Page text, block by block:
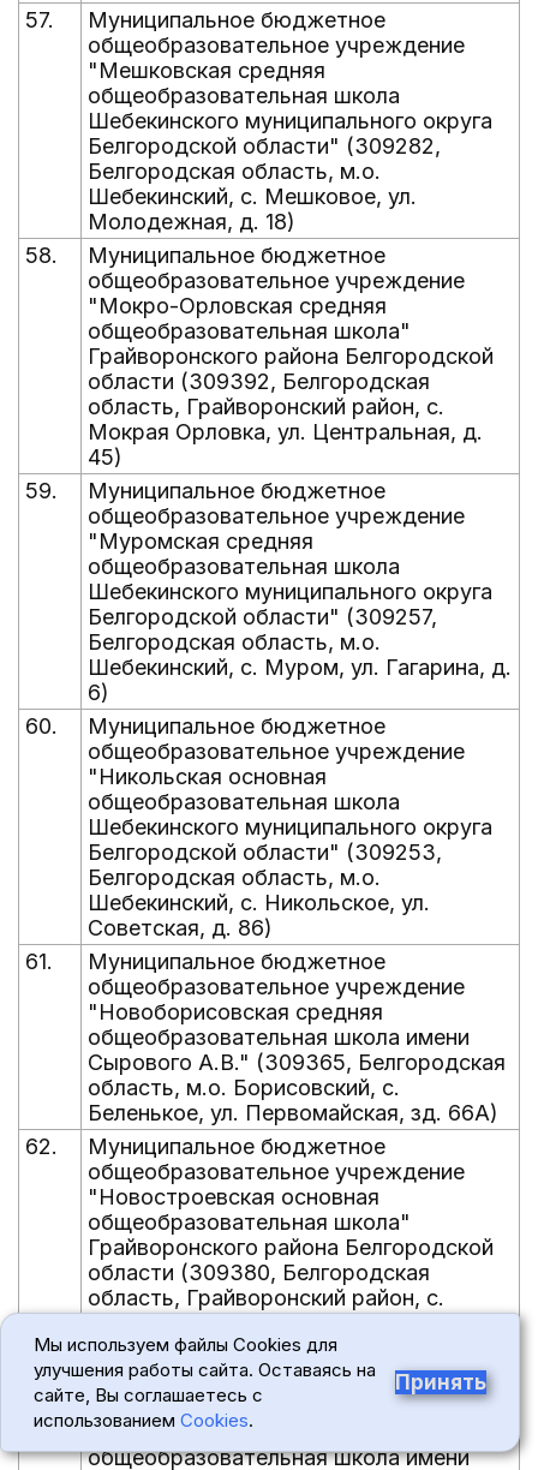
57.
Муниципальное бюджетное
общеобразовательное учреждение
"Мешковская средняя
общеобразовательная школа
Шебекинского муниципального округа
Белгородской области" (309282,
Белгородская область, м.о.
Шебекинский, с. Мешковое, ул.
Молодежная, д. 18)
58.
Муниципальное бюджетное
общеобразовательное учреждение
"Мокро-Орловская средняя
общеобразовательная школа"
Грайворонского района Белгородской
области (309392, Белгородская
область, Грайворонский район, с.
Мокрая Орловка, ул. Центральная, д.
45)
59.
Муниципальное бюджетное
общеобразовательное учреждение
"Муромская средняя
общеобразовательная школа
Шебекинского муниципального округа
Белгородской области" (309257,
Белгородская область, м.о.
Шебекинский, с. Муром, ул. Гагарина, д.
6)
60.
Муниципальное бюджетное
общеобразовательное учреждение
"Никольская основная
общеобразовательная школа
Шебекинского муниципального округа
Белгородской области" (309253,
Белгородская область, м.о.
Шебекинский, с. Никольское, ул.
Советская, д. 86)
61.
Муниципальное бюджетное
общеобразовательное учреждение
"Новоборисовская средняя
общеобразовательная школа имени
Сырового А.В." (309365, Белгородская
область, м.о. Борисовский, с.
Беленькое, ул. Первомайская, зд. 66А)
62.
Муниципальное бюджетное
общеобразовательное учреждение
"Новостроевская основная
общеобразовательная школа"
Грайворонского района Белгородской
области (309380, Белгородская
область, Грайворонский район, с.
Первомайская, зд. 68, литера 1)
63.
Муниципальное бюджетное
общеобразовательное учреждение
"Новотаволжанская средняя
общеобразовательная школа имени
Мы используем файлы Cookies для
улучшения работы сайта. Оставаясь на
сайте, Вы соглашаетесь с
использованием Cookies.
Принять